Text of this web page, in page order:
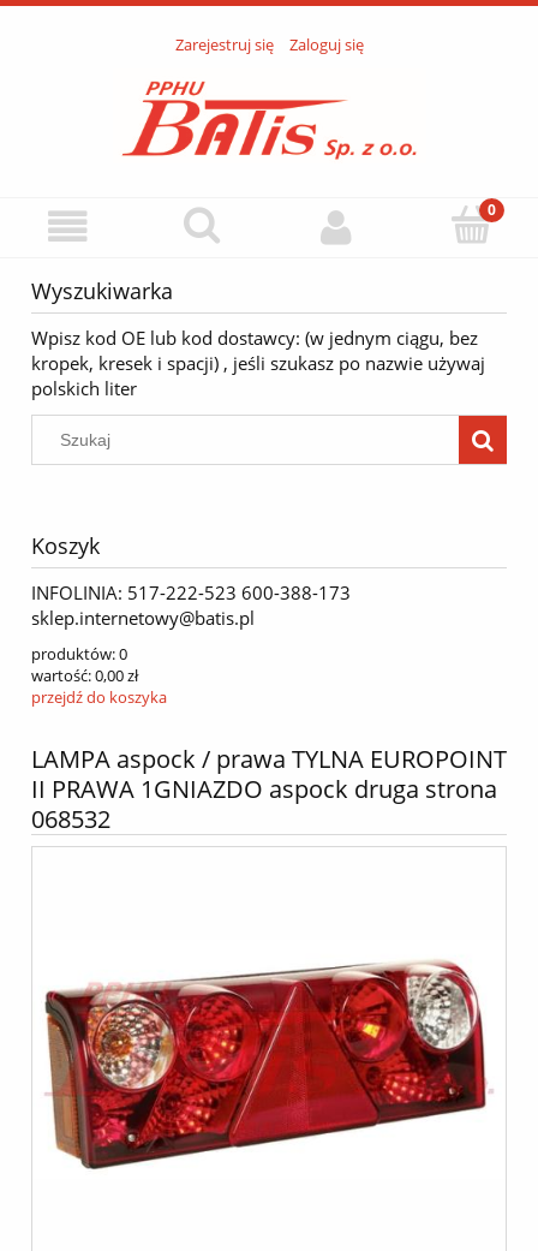
Zarejestruj się Zaloguj się
Wyszukiwarka
Wpisz kod OE lub kod dostawcy: (w jednym ciągu, bez
kropek, kresek i spacji) , jeśli szukasz po nazwie używaj
polskich liter
Koszyk
INFOLINIA: 517-222-523 600-388-173
sklep.internetowy@batis.pl
produktów:0
wartość:0,00 zł
przejdź do koszyka
LAMPA aspock / prawa TYLNA EUROPOINT
II PRAWA 1GNIAZDO aspock druga strona
068532